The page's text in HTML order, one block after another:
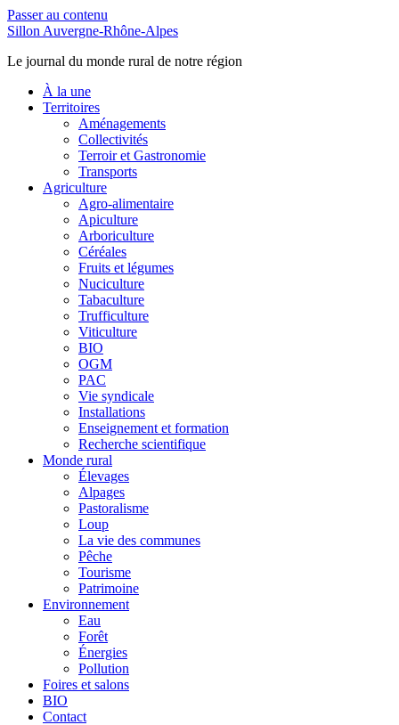
Passer au contenu
Sillon Auvergne-Rhône-Alpes
Le journal du monde rural de notre région
À la une
Territoires
Aménagements
Collectivités
Terroir et Gastronomie
Transports
Agriculture
Agro-alimentaire
Apiculture
Arboriculture
Céréales
Fruits et légumes
Nuciculture
Tabaculture
Trufficulture
Viticulture
BIO
OGM
PAC
Vie syndicale
Installations
Enseignement et formation
Recherche scientifique
Monde rural
Élevages
Alpages
Pastoralisme
Loup
La vie des communes
Pêche
Tourisme
Patrimoine
Environnement
Eau
Forêt
Énergies
Pollution
Foires et salons
BIO
Contact